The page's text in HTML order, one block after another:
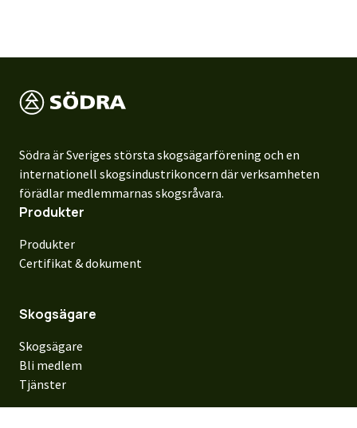
Södra är Sveriges största skogsägarförening och en
internationell skogsindustrikoncern där verksamheten
förädlar medlemmarnas skogsråvara.
Produkter
Produkter
Certifikat & dokument
Skogsägare
Skogsägare
Bli medlem
Tjänster